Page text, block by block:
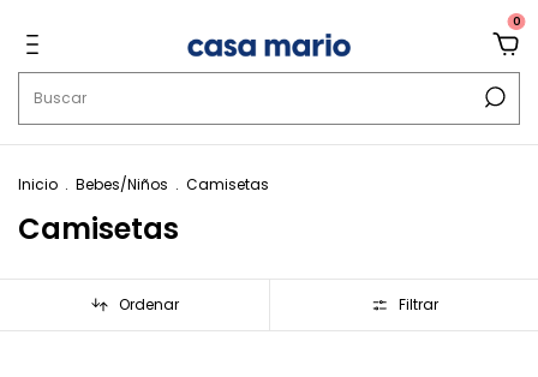
0
Inicio . Bebes/Niños . Camisetas
Camisetas
Ordenar Filtrar